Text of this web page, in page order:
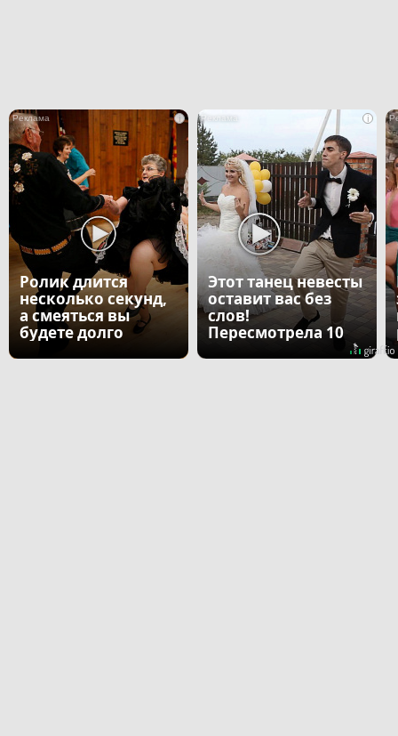
i
Ролик длится
несколько секунд,
а смеяться вы
будете долго
i
Этот танец невесты
оставит вас без
слов!
Пересмотрела 10